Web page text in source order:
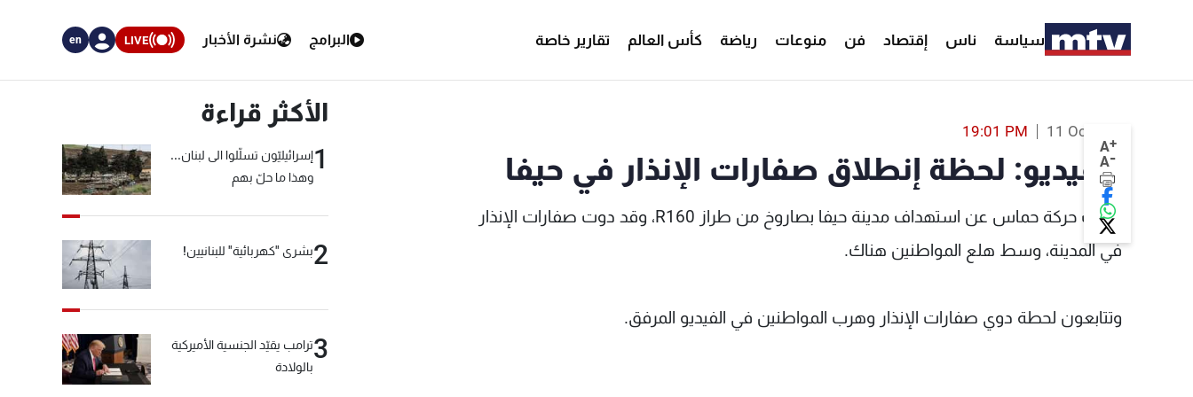
سياسة ناس إقتصاد فن منوعات رياضة كأس العالم تقارير خاصة البرامج نشرة الأخبار LIVE
en
A+
A-
11 Oct 2023
19:01 PM
بالفيديو: لحظة إنطلاق صفارات الإنذار في حيفا
أعلنت حركة حماس عن استهداف مدينة حيفا بصاروخ من طراز R160، وقد دوت صفارات الإنذار
في المدينة، وسط هلع المواطنين هناك.
وتتابعون لحطة دوي صفارات الإنذار وهرب المواطنين في الفيديو المرفق.
الأكثر قراءة
1إسرائيليّون تسلّلوا الى لبنان...
وهذا ما حلّ بهم
2بشرى "كهربائية" للبنانيين!
3ترامب يقيّد الجنسية الأميركية
بالولادة